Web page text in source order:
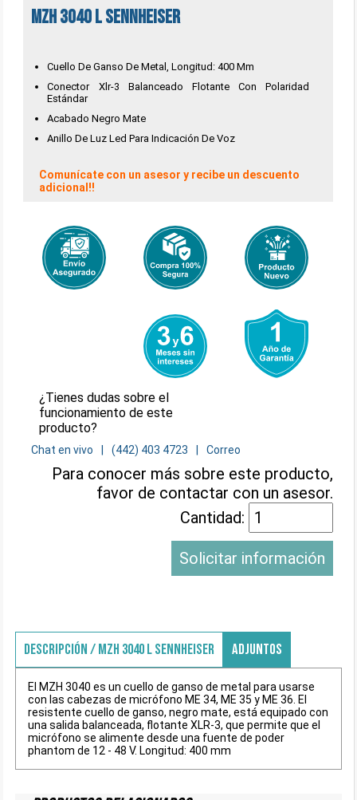
MZH 3040 L SENNHEISER
Cuello De Ganso De Metal, Longitud: 400 Mm
Conector Xlr-3 Balanceado Flotante Con Polaridad
Estándar
Acabado Negro Mate
Anillo De Luz Led Para Indicación De Voz
Comunícate con un asesor y recibe un descuento
adicional!!
¿Tienes dudas sobre el
funcionamiento de este
producto?
Chat en vivo (442) 403 4723 Correo
Para conocer más sobre este producto,
favor de contactar con un asesor.
Cantidad:
Solicitar información
DESCRIPCIÓN / MZH 3040 L SENNHEISER ADJUNTOS
El MZH 3040 es un cuello de ganso de metal para usarse
con las cabezas de micrófono ME 34, ME 35 y ME 36. El
resistente cuello de ganso, negro mate, está equipado con
una salida balanceada, flotante XLR-3, que permite que el
micrófono se alimente desde una fuente de poder
phantom de 12 - 48 V. Longitud: 400 mm